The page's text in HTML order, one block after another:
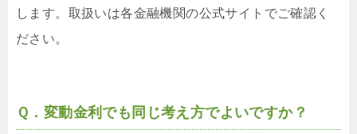
します。取扱いは各金融機関の公式サイトでご確認く
ださい。
Ｑ．変動金利でも同じ考え方でよいですか？